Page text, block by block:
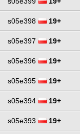
s05e398 19+
s05e397 19+
s05e396 19+
s05e395 19+
s05e394 19+
s05e393 19+